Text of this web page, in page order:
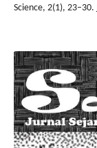
Science, 2(1), 23–30.